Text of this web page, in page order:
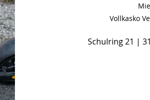
Vollkasko
Schulring 21 |